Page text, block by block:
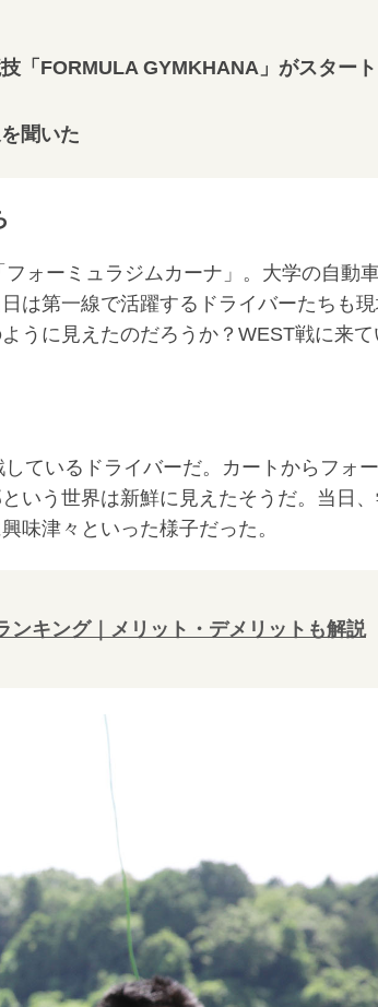
「FORMULA GYMKHANA」がスタート
聞いた
ォーミュラジムカーナ」。大学の自動
は第一線で活躍するドライバーたちも
うに見えたのだろうか？WEST戦に来て
ているドライバーだ。カートからフォ
いう世界は新鮮に見えたそうだ。当日
味津々といった様子だった。
ンキング｜メリット・デメリットも解説